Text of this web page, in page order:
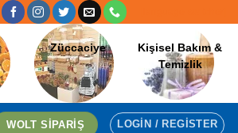
Züccaciye
Kişisel Bakım &
Temizlik
WOLT SIPARIŞ LOGIN / REGISTER